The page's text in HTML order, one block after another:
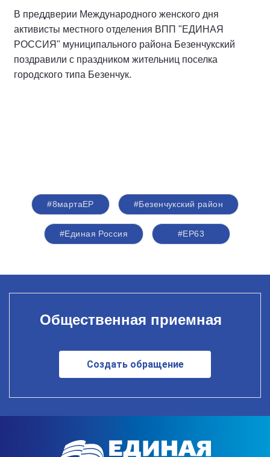
В преддверии Международного женского дня
активисты местного отделения ВПП "ЕДИНАЯ
РОССИЯ" муниципального района Безенчукский
поздравили с праздником жительниц поселка
городского типа Безенчук.
#8мартаЕР #Безенчукский район
#Единая Россия #ЕР63
Общественная приемная
Создать обращение